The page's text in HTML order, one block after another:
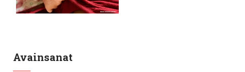
Avainsanat